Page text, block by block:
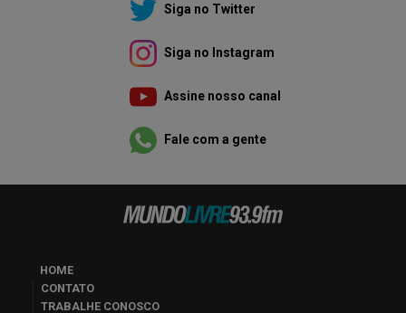
Siga no Twitter
Siga no Instagram
Assine nosso canal
Fale com a gente
HOME
CONTATO
TRABALHE CONOSCO